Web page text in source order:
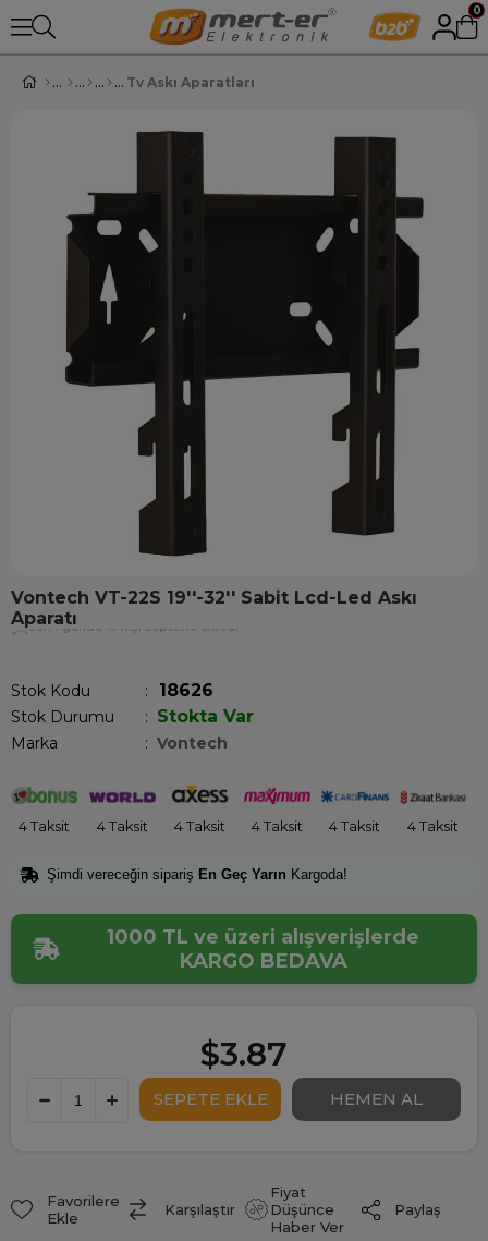
0
Tv Askı Aparatları
Vontech VT-22S 19''-32'' Sabit Lcd-Led Askı
Aparatı
Stok Kodu 18626
Stok Durumu : Stokta Var
Marka : Vontech
4 Taksit 4 Taksit 4 Taksit 4 Taksit 4 Taksit 4 Taksit
Şimdi vereceğin sipariş En Geç Yarın Kargoda!
1000 TL ve üzeri alışverişlerde
KARGO BEDAVA
$3.87
Favorilere
Ekle
Karşılaştır
Fiyat
Düşünce
Haber Ver
Paylaş